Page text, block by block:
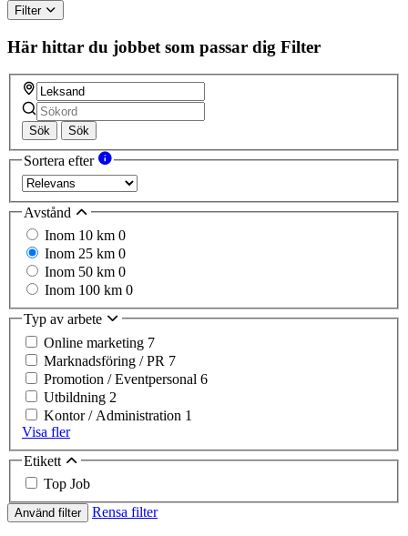
Filter
Här hittar du jobbet som passar dig Filter
Sök Sök
Sortera efter
Avstånd
Inom 10 km 0
Inom 25 km 0
Inom 50 km 0
Inom 100 km 0
Typ av arbete
Online marketing 7
Marknadsföring / PR 7
Promotion / Eventpersonal 6
Utbildning 2
Kontor / Administration 1
Visa fler
Etikett
Top Job
Använd filter Rensa filter